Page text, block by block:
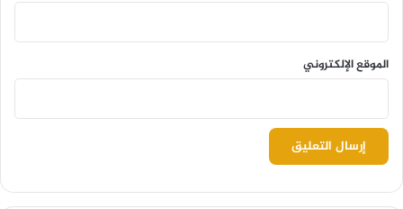
الموقع الإلكتروني